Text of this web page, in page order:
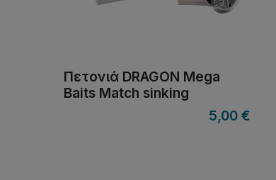
Πετονιά DRAGON Mega
Baits Match sinking
5,00 €